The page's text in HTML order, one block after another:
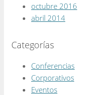
octubre 2016
abril 2014
Categorías
Conferencias
Corporativos
Eventos